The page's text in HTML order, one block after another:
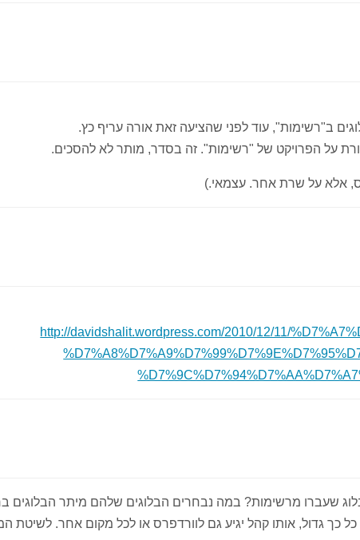
ב"רשימות", עוד לפני שהציעה זאת אורה עריף כץ.
על הפרויקט של "רשימות". זה בסדר, מותר לא להסכים.
אלא על שרת אחר. עצמאי.)
http://davidshalit.wordpress.com/2010/12/11/
בלוג שעברו מרשימות? במה נבחרים הבלוגים שלהם מיתר הבלוגים
כל כך גדול, אותו קהל יגיע גם לוורדפרס או לכל מקום אחר. לשיטת